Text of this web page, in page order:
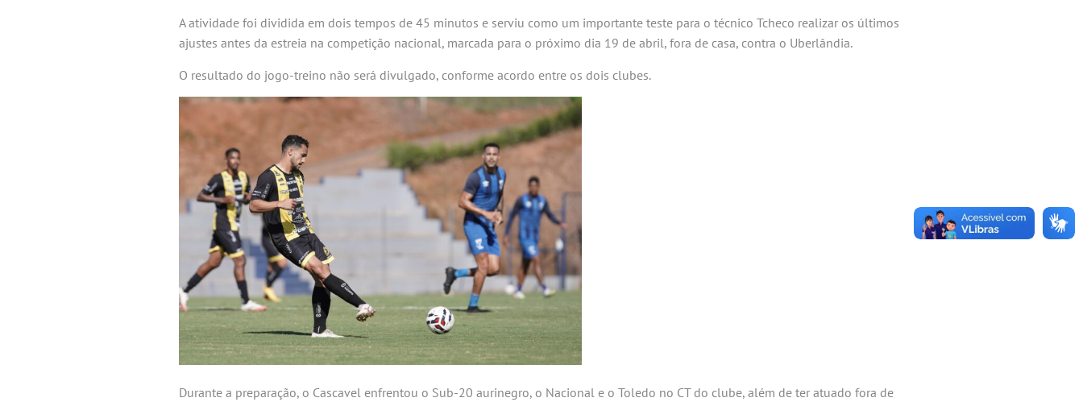
A atividade foi dividida em dois tempos de 45 minutos e serviu como um importante teste para o técnico Tcheco realizar os últimos
ajustes antes da estreia na competição nacional, marcada para o próximo dia 19 de abril, fora de casa, contra o Uberlândia.
O resultado do jogo-treino não será divulgado, conforme acordo entre os dois clubes.
Durante a preparação, o Cascavel enfrentou o Sub-20 aurinegro, o Nacional e o Toledo no CT do clube, além de ter atuado fora de